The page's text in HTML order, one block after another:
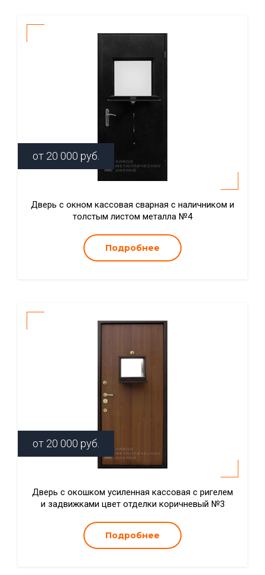
от 20 000 руб.
Дверь с окном кассовая сварная с наличником и
толстым листом металла №4
Подробнее
от 20 000 руб.
Дверь с окошком усиленная кассовая с ригелем
и задвижками цвет отделки коричневый №3
Подробнее